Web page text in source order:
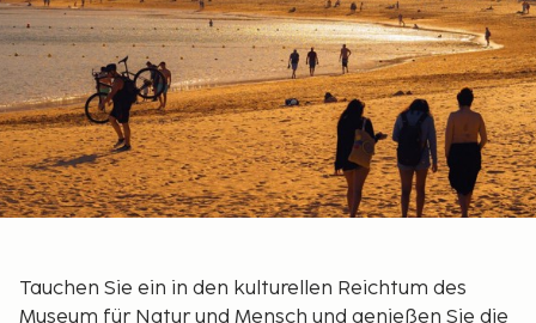
Tauchen Sie ein in den kulturellen Reichtum des
Museum für Natur und Mensch und genießen Sie die